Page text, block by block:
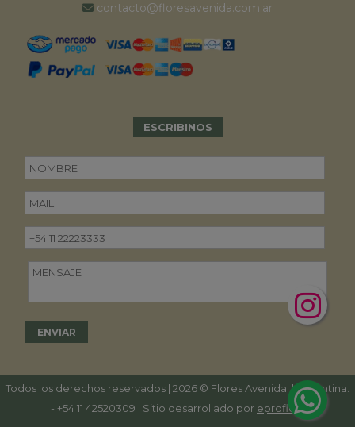
contacto@floresavenida.com.ar
ESCRIBINOS
Todos los derechos reservados | 2026 © Flores Avenida. | Argentina.
- +54 11 42520309 | Sitio desarrollado por eproficio